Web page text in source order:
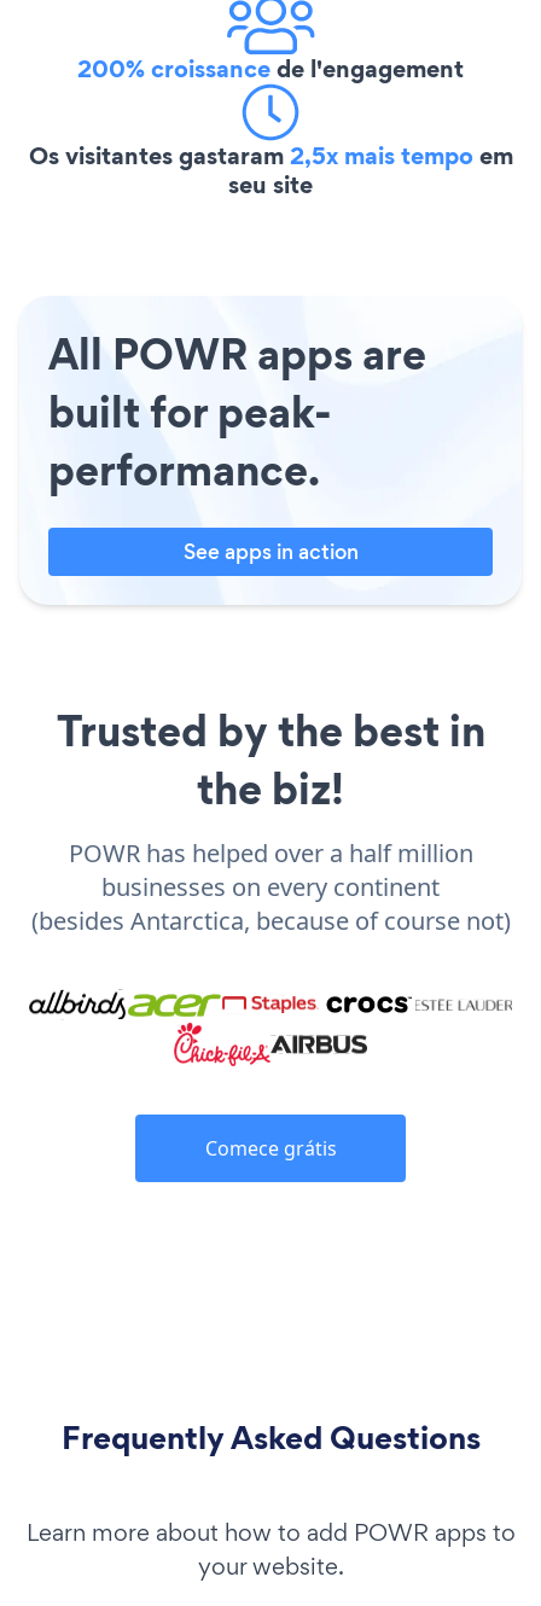
200% croissancede l'engagement
Os visitantes gastaram2,5x mais tempoem
seu site
All POWR apps are
built for peak-
performance.
See apps in action
Trusted by the best in
the biz!
POWR has helped over a half million
businesses on every continent
(besides Antarctica, because of course not)
Comece grátis
Frequently Asked Questions
Learn more about how to add POWR apps to
your website.